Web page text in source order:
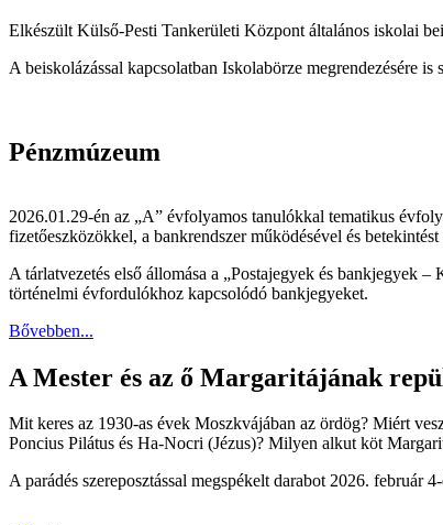
Elkészült Külső-Pesti Tankerületi Központ általános iskolai
A beiskolázással kapcsolatban Iskolabörze megrendezésére
Pénzmúzeum
2026.01.29-én az „A” évfolyamos tanulókkal tematikus
fizetőeszközökkel, a bankrendszer működésével és
A tárlatvezetés első állomása a „Postajegyek és bankjegyek
történelmi évfordulókhoz kapcsolódó bankjegyeket.
Bővebben...
A Mester és az ő Margaritájának
Mit keres az 1930-as évek Moszkvájában az ördög? Miért
Poncius Pilátus és Ha-Nocri (Jézus)? Milyen alkut köt
A parádés szereposztással megspékelt darabot 2026. február